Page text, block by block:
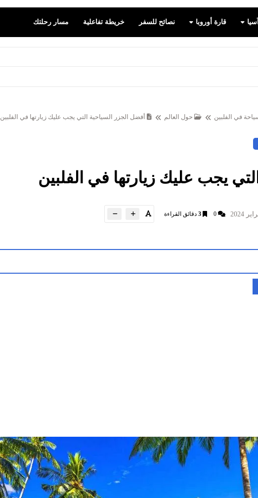
قارة أوروبا نصائح للسفر خريطة تفاعلية مسار رحلتك
في الفلبين حول العالم أفضل الجزر السياحية التي يجب عليك زيارتها في الفلبين
يجب عليك زيارتها في الفلبين
0
3 دقائق القراءة